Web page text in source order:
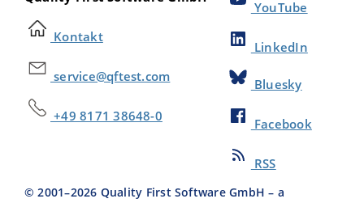
Kontakt
service@qftest.com
+49 8171 38648-0
YouTube
LinkedIn
Bluesky
Facebook
RSS
© 2001–2026 Quality First Software GmbH – a